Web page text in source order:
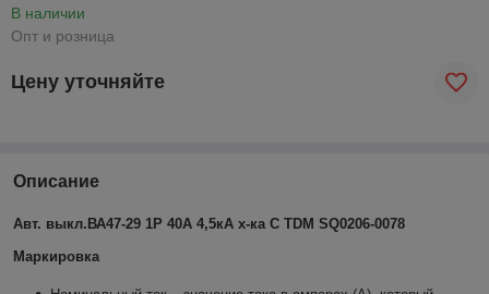
В наличии
Опт и розница
Цену уточняйте
Описание
Авт. выкл.ВА47-29 1Р 40А 4,5кА х-ка С TDM SQ0206-0078
Маркировка